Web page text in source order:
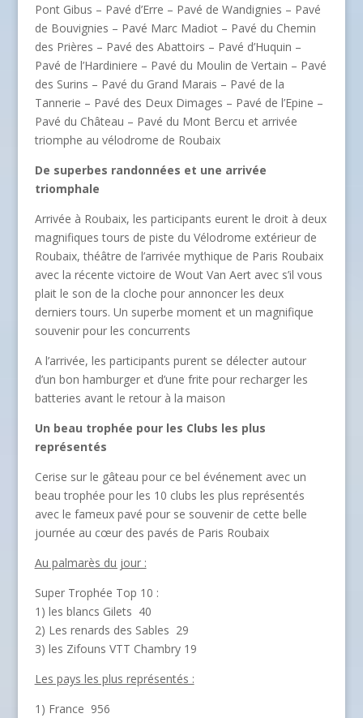
Pont Gibus – Pavé d’Erre – Pavé de Wandignies – Pavé
de Bouvignies – Pavé Marc Madiot – Pavé du Chemin
des Prières – Pavé des Abattoirs – Pavé d’Huquin –
Pavé de l’Hardiniere – Pavé du Moulin de Vertain – Pavé
des Surins – Pavé du Grand Marais – Pavé de la
Tannerie – Pavé des Deux Dimages – Pavé de l’Epine –
Pavé du Château – Pavé du Mont Bercu et arrivée
triomphe au vélodrome de Roubaix
De superbes randonnées et une arrivée
triomphale
Arrivée à Roubaix, les participants eurent le droit à deux
magnifiques tours de piste du Vélodrome extérieur de
Roubaix, théâtre de l’arrivée mythique de Paris Roubaix
avec la récente victoire de Wout Van Aert avec s’il vous
plait le son de la cloche pour annoncer les deux
derniers tours. Un superbe moment et un magnifique
souvenir pour les concurrents
A l’arrivée, les participants purent se délecter autour
d’un bon hamburger et d’une frite pour recharger les
batteries avant le retour à la maison
Un beau trophée pour les Clubs les plus
représentés
Cerise sur le gâteau pour ce bel événement avec un
beau trophée pour les 10 clubs les plus représentés
avec le fameux pavé pour se souvenir de cette belle
journée au cœur des pavés de Paris Roubaix
Au palmarès du jour :
Super Trophée Top 10 :
1) les blancs Gilets 40
2) Les renards des Sables 29
3) les Zifouns VTT Chambry 19
Les pays les plus représentés :
1) France 956